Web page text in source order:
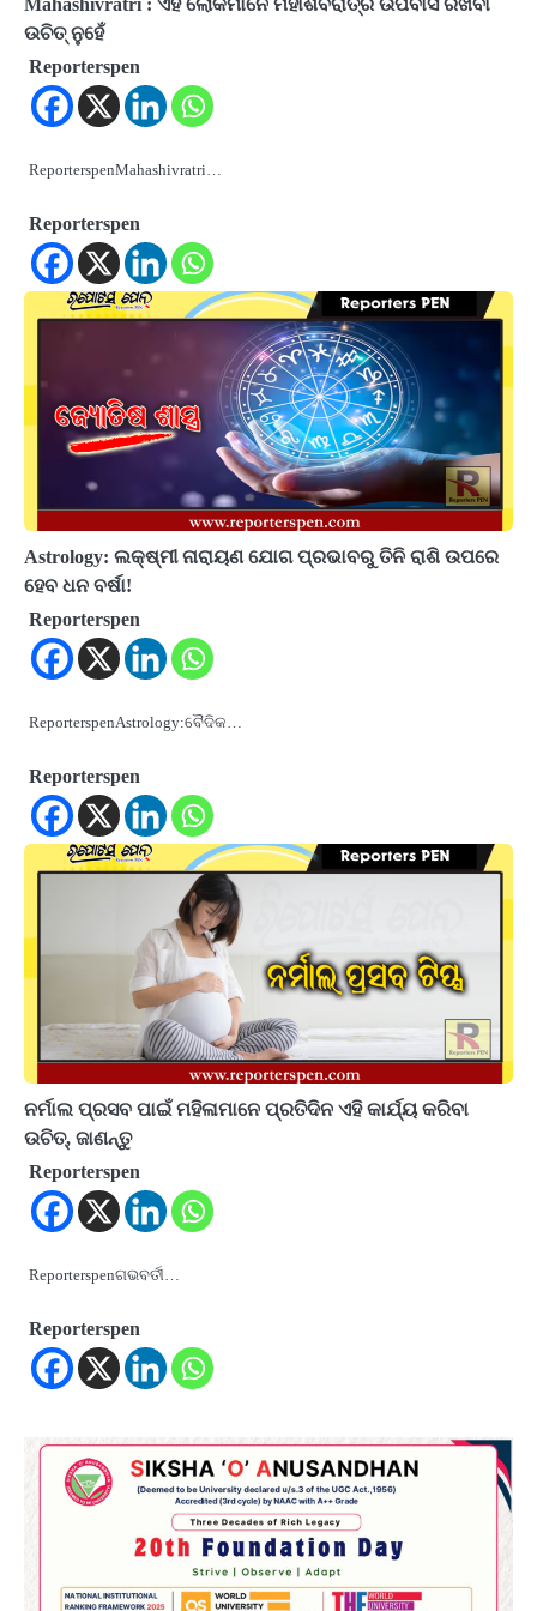
ଉଚିତ୍ ନୁହେଁ
Reporterspen
ReporterspenMahashivratri…
Reporterspen
Astrology: ଲକ୍ଷ୍ମୀ ନାରାୟଣ ଯୋଗ ପ୍ରଭାବରୁ ତିନି ରାଶି ଉପରେ
ହେବ ଧନ ବର୍ଷା!
Reporterspen
ReporterspenAstrology:ବୈଦିକ…
Reporterspen
ନର୍ମାଲ ପ୍ରସବ ପାଇଁ ମହିଳାମାନେ ପ୍ରତିଦିନ ଏହି କାର୍ଯ୍ୟ କରିବା
ଉଚିତ୍‌, ଜାଣନ୍ତୁ
Reporterspen
Reporterspenଗଭବର୍ତୀ…
Reporterspen
‘ଭବିଷ୍ୟତ ପିଢିର ଆକାଂକ୍ଷାକୁ ପୂରଣ କରିବା